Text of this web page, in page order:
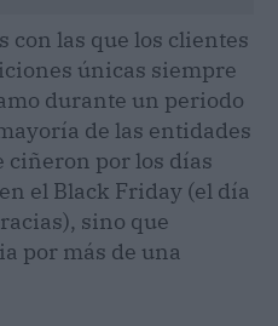
con las que los clientes
únicas siempre
durante un periodo
de las entidades
ciñeron por los días
el Black Friday (el día
sino que
por más de una